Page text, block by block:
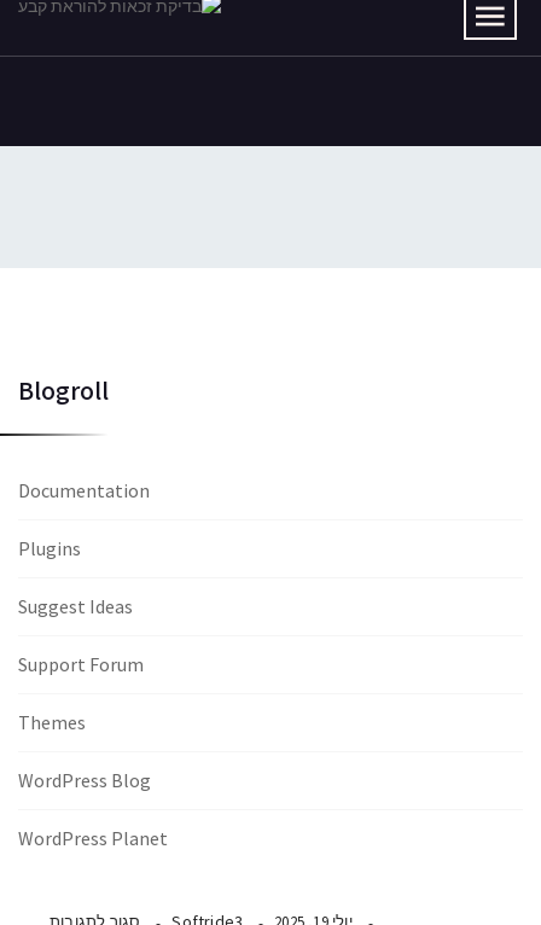
Blogroll
Documentation
Plugins
Suggest Ideas
Support Forum
Themes
WordPress Blog
WordPress Planet